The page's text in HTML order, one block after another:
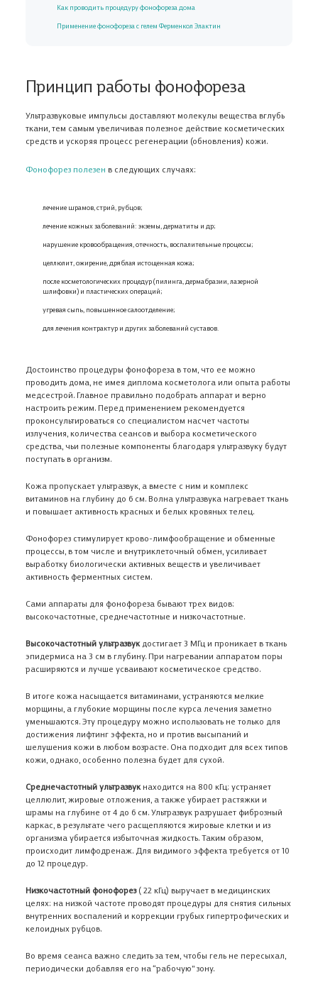
Как проводить процедуру фонофореза дома
Применение фонофореза с гелем Ферменкол Элактин
Принцип работы фонофореза
Ультразвуковые импульсы доставляют молекулы вещества вглубь
ткани, тем самым увеличивая полезное действие косметических
средств и ускоряя процесс регенерации (обновления) кожи.
Фонофорез полезен в следующих случаях:
лечение шрамов, стрий, рубцов;
лечение кожных заболеваний: экземы, дерматиты и др;
нарушение кровообращения, отечность, воспалительные процессы;
целлюлит, ожирение, дряблая истощенная кожа;
после косметологических процедур (пилинга, дермабразии, лазерной
шлифовки) и пластических операций;
угревая сыпь, повышенное салоотделение;
для лечения контрактур и других заболеваний суставов.
Достоинство процедуры фонофореза в том, что ее можно
проводить дома, не имея диплома косметолога или опыта работы
медсестрой. Главное правильно подобрать аппарат и верно
настроить режим. Перед применением рекомендуется
проконсультироваться со специалистом насчет частоты
излучения, количества сеансов и выбора косметического
средства, чьи полезные компоненты благодаря ультразвуку будут
поступать в организм.
Кожа пропускает ультразвук, а вместе с ним и комплекс
витаминов на глубину до 6 см. Волна ультразвука нагревает ткань
и повышает активность красных и белых кровяных телец.
Фонофорез стимулирует крово-лимфообращение и обменные
процессы, в том числе и внутриклеточный обмен, усиливает
выработку биологически активных веществ и увеличивает
активность ферментных систем.
Сами аппараты для фонофореза бывают трех видов:
высокочастотные, среднечастотные и низкочастотные.
Высокочастотный ультразвук достигает 3 МГц и проникает в ткань
эпидермиса на 3 см в глубину. При нагревании аппаратом поры
расширяются и лучше усваивают косметическое средство.
В итоге кожа насыщается витаминами, устраняются мелкие
морщины, а глубокие морщины после курса лечения заметно
уменьшаются. Эту процедуру можно использовать не только для
достижения лифтинг эффекта, но и против высыпаний и
шелушения кожи в любом возрасте. Она подходит для всех типов
кожи, однако, особенно полезна будет для сухой.
Среднечастотный ультразвук находится на 800 кГц: устраняет
целлюлит, жировые отложения, а также убирает растяжки и
шрамы на глубине от 4 до 6 см. Ультразвук разрушает фиброзный
каркас, в результате чего расщепляются жировые клетки и из
организма убирается избыточная жидкость. Таким образом,
происходит лимфодренаж. Для видимого эффекта требуется от 10
до 12 процедур.
Низкочастотный фонофорез( 22 кГц) выручает в медицинских
целях: на низкой частоте проводят процедуры для снятия сильных
внутренних воспалений и коррекции грубых гипертрофических и
келоидных рубцов.
Во время сеанса важно следить за тем, чтобы гель не пересыхал,
периодически добавляя его на “рабочую” зону.